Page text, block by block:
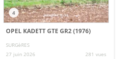
4
OPEL KADETT GTE GR2 (1976)
SURGèRES
27 juin 2026
281 vues